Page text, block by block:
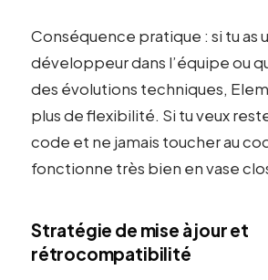
Conséquence pratique : si tu as
développeur dans l’équipe ou
des évolutions techniques,
plus de flexibilité. Si tu veux
code et ne jamais toucher au
fonctionne très bien en vase
Stratégie de mise à jour et
rétrocompatibilité